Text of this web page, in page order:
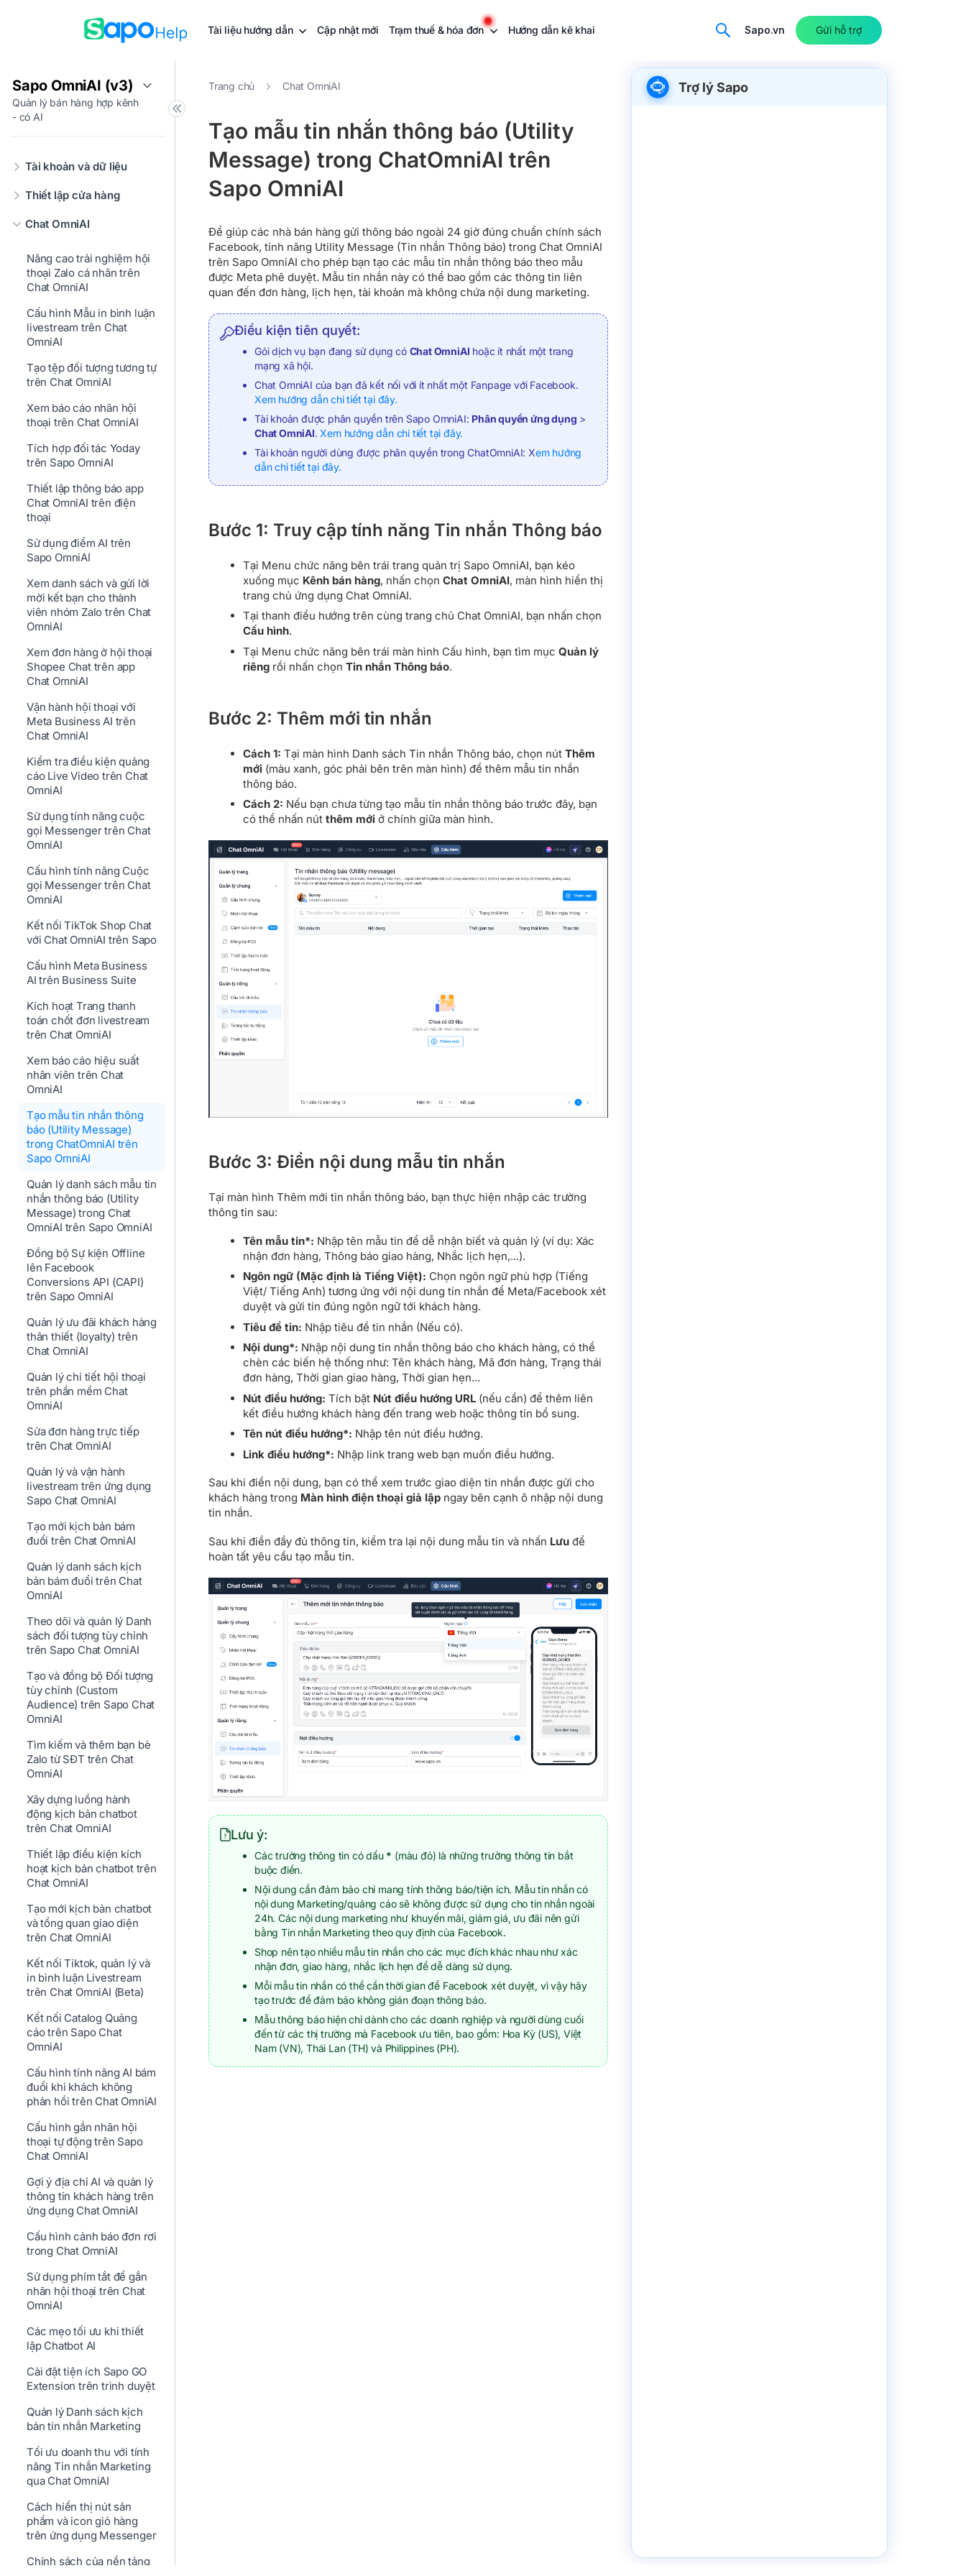
Tài liệu hướng dẫn Cập nhật mới Trạm thuế & hóa đơn Hướng dẫn kê khai Sapo.vn Gửi hỗ trợ
Sapo OmniAI (v3)
Quản lý bán hàng hợp kênh
- có AI
Tài khoản và dữ liệu
Thiết lập cửa hàng
Chat OmniAI
Nâng cao trải nghiệm hội
thoại Zalo cá nhân trên
Chat OmniAI
Cấu hình Mẫu in bình luận
livestream trên Chat
OmniAI
Tạo tệp đối tượng tương tự
trên Chat OmniAI
Xem báo cáo nhãn hội
thoại trên Chat OmniAI
Tích hợp đối tác Yoday
trên Sapo OmniAI
Thiết lập thông báo app
Chat OmniAI trên điện
thoại
Sử dụng điểm AI trên
Sapo OmniAI
Xem danh sách và gửi lời
mời kết bạn cho thành
viên nhóm Zalo trên Chat
OmniAI
Xem đơn hàng ở hội thoại
Shopee Chat trên app
Chat OmniAI
Vận hành hội thoại với
Meta Business AI trên
Chat OmniAI
Kiểm tra điều kiện quảng
cáo Live Video trên Chat
OmniAI
Sử dụng tính năng cuộc
gọi Messenger trên Chat
OmniAI
Cấu hình tính năng Cuộc
gọi Messenger trên Chat
OmniAI
Kết nối TikTok Shop Chat
với Chat OmniAI trên Sapo
Cấu hình Meta Business
AI trên Business Suite
Kích hoạt Trang thanh
toán chốt đơn livestream
trên Chat OmniAI
Xem báo cáo hiệu suất
nhân viên trên Chat
OmniAI
Tạo mẫu tin nhắn thông
báo (Utility Message)
trong ChatOmniAI trên
Sapo OmniAI
Quản lý danh sách mẫu tin
nhắn thông báo (Utility
Message) trong Chat
OmniAI trên Sapo OmniAI
Đồng bộ Sự kiện Offline
lên Facebook
Conversions API (CAPI)
trên Sapo OmniAI
Quản lý ưu đãi khách hàng
thân thiết (loyalty) trên
Chat OmniAI
Quản lý chi tiết hội thoại
trên phần mềm Chat
OmniAI
Sửa đơn hàng trực tiếp
trên Chat OmniAI
Quản lý và vận hành
livestream trên ứng dụng
Sapo Chat OmniAI
Tạo mới kịch bản bám
đuổi trên Chat OmniAI
Quản lý danh sách kịch
bản bám đuổi trên Chat
OmniAI
Theo dõi và quản lý Danh
sách đối tượng tùy chỉnh
trên Sapo Chat OmniAI
Tạo và đồng bộ Đối tượng
tùy chỉnh (Custom
Audience) trên Sapo Chat
OmniAI
Tìm kiếm và thêm bạn bè
Zalo từ SĐT trên Chat
OmniAI
Xây dựng luồng hành
động kịch bản chatbot
trên Chat OmniAI
Thiết lập điều kiện kích
hoạt kịch bản chatbot trên
Chat OmniAI
Tạo mới kịch bản chatbot
và tổng quan giao diện
trên Chat OmniAI
Kết nối Tiktok, quản lý và
in bình luận Livestream
trên Chat OmniAI (Beta)
Kết nối Catalog Quảng
cáo trên Sapo Chat
OmniAI
Cấu hình tính năng AI bám
đuổi khi khách không
phản hồi trên Chat OmniAI
Cấu hình gắn nhãn hội
thoại tự động trên Sapo
Chat OmniAI
Gợi ý địa chỉ AI và quản lý
thông tin khách hàng trên
ứng dụng Chat OmniAI
Cấu hình cảnh báo đơn rơi
trong Chat OmniAI
Sử dụng phím tắt để gắn
nhãn hội thoại trên Chat
OmniAI
Các mẹo tối ưu khi thiết
lập Chatbot AI
Cài đặt tiện ích Sapo GO
Extension trên trình duyệt
Quản lý Danh sách kịch
bản tin nhắn Marketing
Tối ưu doanh thu với tính
năng Tin nhắn Marketing
qua Chat OmniAI
Cách hiển thị nút sản
phẩm và icon giỏ hàng
trên ứng dụng Messenger
Chính sách của nền tảng
Trang chủ Chat OmniAI
Tạo mẫu tin nhắn thông báo (Utility
Message) trong ChatOmniAI trên
Sapo OmniAI
Để giúp các nhà bán hàng gửi thông báo ngoài 24 giờ đúng chuẩn chính sách
Facebook, tính năng Utility Message (Tin nhắn Thông báo) trong Chat OmniAI
trên Sapo OmniAI cho phép bạn tạo các mẫu tin nhắn thông báo theo mẫu
được Meta phê duyệt. Mẫu tin nhắn này có thể bao gồm các thông tin liên
quan đến đơn hàng, lịch hẹn, tài khoản mà không chứa nội dung marketing.
Điều kiện tiên quyết:
Gói dịch vụ bạn đang sử dụng có Chat OmniAI hoặc ít nhất một trang
mạng xã hội.
Chat OmniAI của bạn đã kết nối với ít nhất một Fanpage với Facebook.
Xem hướng dẫn chi tiết tại đây.
Tài khoản được phân quyền trên Sapo OmniAI: Phân quyền ứng dụng >
Chat OmniAI. Xem hướng dẫn chi tiết tại đây.
Tài khoản người dùng được phân quyền trong ChatOmniAI: Xem hướng
dẫn chi tiết tại đây.
Bước 1: Truy cập tính năng Tin nhắn Thông báo
Tại Menu chức năng bên trái trang quản trị Sapo OmniAI, bạn kéo
xuống mục Kênh bán hàng, nhấn chọn Chat OmniAI, màn hình hiển thị
trang chủ ứng dụng Chat OmniAI.
Tại thanh điều hướng trên cùng trang chủ Chat OmniAI, bạn nhấn chọn
Cấu hình.
Tại Menu chức năng bên trái màn hình Cấu hình, bạn tìm mục Quản lý
riêng rồi nhấn chọn Tin nhắn Thông báo.
Bước 2: Thêm mới tin nhắn
Cách 1: Tại màn hình Danh sách Tin nhắn Thông báo, chọn nút Thêm
mới (màu xanh, góc phải bên trên màn hình) để thêm mẫu tin nhắn
thông báo.
Cách 2: Nếu bạn chưa từng tạo mẫu tin nhắn thông báo trước đây, bạn
có thể nhấn nút thêm mới ở chính giữa màn hình.
Bước 3: Điền nội dung mẫu tin nhắn
Tại màn hình Thêm mới tin nhắn thông báo, bạn thực hiện nhập các trường
thông tin sau:
Tên mẫu tin*: Nhập tên mẫu tin để dễ nhận biết và quản lý (ví dụ: Xác
nhận đơn hàng, Thông báo giao hàng, Nhắc lịch hẹn,...).
Ngôn ngữ (Mặc định là Tiếng Việt): Chọn ngôn ngữ phù hợp (Tiếng
Việt/ Tiếng Anh) tương ứng với nội dung tin nhắn để Meta/Facebook xét
duyệt và gửi tin đúng ngôn ngữ tới khách hàng.
Tiêu đề tin: Nhập tiêu đề tin nhắn (Nếu có).
Nội dung*: Nhập nội dung tin nhắn thông báo cho khách hàng, có thể
chèn các biến hệ thống như: Tên khách hàng, Mã đơn hàng, Trạng thái
đơn hàng, Thời gian giao hàng, Thời gian hẹn...
Nút điều hướng: Tích bật Nút điều hướng URL (nếu cần) để thêm liên
kết điều hướng khách hàng đến trang web hoặc thông tin bổ sung.
Tên nút điều hướng*: Nhập tên nút điều hướng.
Link điều hướng*: Nhập link trang web bạn muốn điều hướng.
Sau khi điền nội dung, bạn có thể xem trước giao diện tin nhắn được gửi cho
khách hàng trong Màn hình điện thoại giả lập ngay bên cạnh ô nhập nội dung
tin nhắn.
Sau khi điền đầy đủ thông tin, kiểm tra lại nội dung mẫu tin và nhấn Lưu để
hoàn tất yêu cầu tạo mẫu tin.
Lưu ý:
Các trường thông tin có dấu * (màu đỏ) là những trường thông tin bắt
buộc điền.
Nội dung cần đảm bảo chỉ mang tính thông báo/tiện ích. Mẫu tin nhắn có
nội dung Marketing/quảng cáo sẽ không được sử dụng cho tin nhắn ngoài
24h. Các nội dung marketing như khuyến mãi, giảm giá, ưu đãi nên gửi
bằng Tin nhắn Marketing theo quy định của Facebook.
Shop nên tạo nhiều mẫu tin nhắn cho các mục đích khác nhau như xác
nhận đơn, giao hàng, nhắc lịch hẹn để dễ dàng sử dụng.
Mỗi mẫu tin nhắn có thể cần thời gian để Facebook xét duyệt, vì vậy hãy
tạo trước để đảm bảo không gián đoạn thông báo.
Mẫu thông báo hiện chỉ dành cho các doanh nghiệp và người dùng cuối
đến từ các thị trường mà Facebook ưu tiên, bao gồm: Hoa Kỳ (US), Việt
Nam (VN), Thái Lan (TH) và Philippines (PH).
Trợ lý Sapo